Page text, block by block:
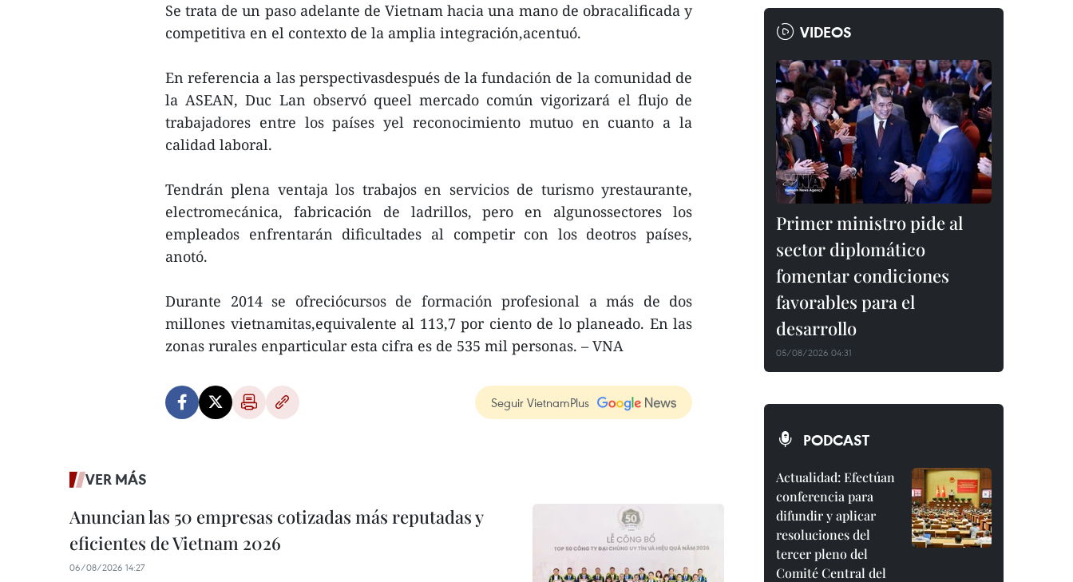
Se trata de un paso adelante de Vietnam hacia una mano de obracalificada y
competitiva en el contexto de la amplia integración,acentuó.
En referencia a las perspectivasdespués de la fundación de la comunidad de
la ASEAN, Duc Lan observó queel mercado común vigorizará el flujo de
trabajadores entre los países yel reconocimiento mutuo en cuanto a la
calidad laboral.
Tendrán plena ventaja los trabajos en servicios de turismo yrestaurante,
electromecánica, fabricación de ladrillos, pero en algunossectores los
empleados enfrentarán dificultades al competir con los deotros países,
anotó.
Durante 2014 se ofreciócursos de formación profesional a más de dos
millones vietnamitas,equivalente al 113,7 por ciento de lo planeado. En las
zonas rurales enparticular esta cifra es de 535 mil personas. – VNA
Seguir VietnamPlus
VER MÁS
Anuncian las 50 empresas cotizadas más reputadas y
eficientes de Vietnam 2026
06/08/2026 14:27
VIDEOS
Primer ministro pide al
sector diplomático
fomentar condiciones
favorables para el
desarrollo
05/08/2026 04:31
PODCAST
Actualidad: Efectúan
conferencia para
difundir y aplicar
resoluciones del
tercer pleno del
Comité Central del